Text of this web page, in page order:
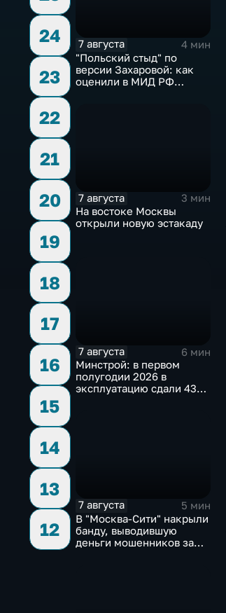
24
23
22
21
20
19
18
17
16
15
14
13
12
7 августа
4 мин
"Польский стыд" по
версии Захаровой: как
оценили в МИД РФ
7 августа
3 мин
На востоке Москвы
открыли новую эстакаду
7 августа
6 мин
Минстрой: в первом
полугодии 2026 в
эксплуатацию сдали 43
7 августа
5 мин
В "Москва‑Сити" накрыли
банду, выводившую
деньги мошенников за